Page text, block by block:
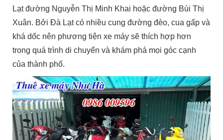
Lạt đường Nguyễn Thị Minh Khai hoặc đường Bùi Thị
Xuân. Bởi Đà Lạt có nhiều cung đường đèo, cua gấp và
khá dốc nên phương tiện xe máy sẽ thích hợp hơn
trong quá trình di chuyển và khám phá mọi góc cạnh
của thành phố.